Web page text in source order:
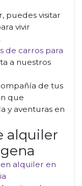
puedes visitar
vivir
de carros para
a nuestros
de tus
que
y aventuras en
alquiler
alquiler en